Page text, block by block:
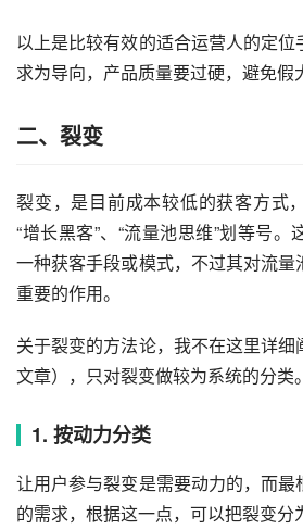
以上是比较有效的适合运营人的定
求为导向，产品质量要过硬，避免假
二、裂变
裂变，是目前成本较低的获客方式
“增长黑客”、“流量池思维”划等号
一种获客手段或模式，不过其对流
重要的作用。
关于裂变的方法论，我不在这里详
文章），只对裂变做较为系统的分类。
1. 按动力分类
让用户参与裂变是需要动力的，而最
的需求，根据这一点，可以把裂变分